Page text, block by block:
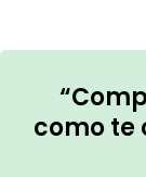
como te